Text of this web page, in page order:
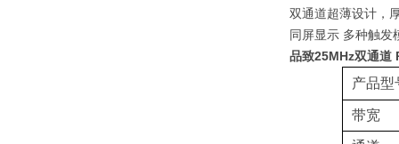
双通道超薄设计，
同屏显示 多种触发
品致25MHz双通道
产品型
带宽